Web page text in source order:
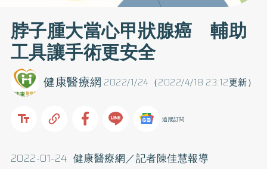
脖子腫大當心甲狀腺癌 輔助
工具讓手術更安全
2022/1/24（2022/4/18 23:12更新）
健康醫療網
追蹤訂閱
2022-01-24 健康醫療網／記者陳佳慧報導